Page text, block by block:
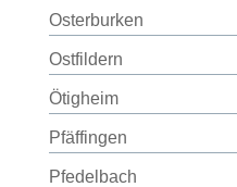
Osterburken
Ostfildern
Ötigheim
Pfäffingen
Pfedelbach